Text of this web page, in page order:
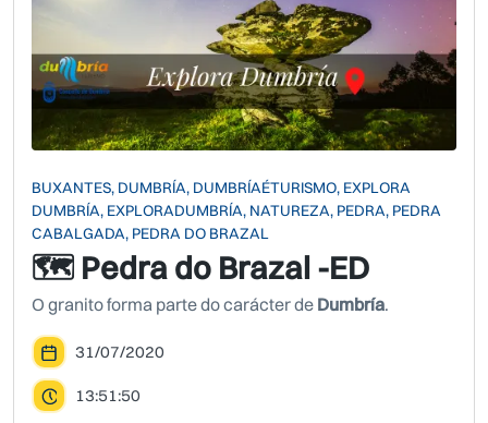
BUXANTES, DUMBRÍA, DUMBRÍAÉTURISMO, EXPLORA
DUMBRÍA, EXPLORADUMBRÍA, NATUREZA, PEDRA, PEDRA
CABALGADA, PEDRA DO BRAZAL
🗺 Pedra do Brazal -ED
O granito forma parte do carácter de Dumbría.
31/07/2020
13:51:50